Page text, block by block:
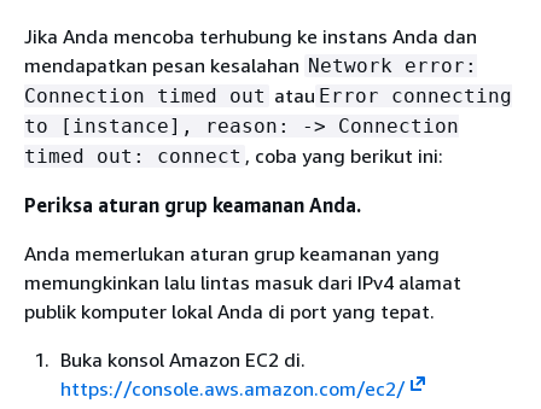
Jika Anda mencoba terhubung ke instans Anda dan
mendapatkan pesan kesalahan Network error:
Connection timed out atau Error connecting
to [instance], reason: -> Connection
timed out: connect , coba yang berikut ini:
Periksa aturan grup keamanan Anda.
Anda memerlukan aturan grup keamanan yang
memungkinkan lalu lintas masuk dari IPv4 alamat
publik komputer lokal Anda di port yang tepat.
Buka konsol Amazon EC2 di.
https://console.aws.amazon.com/ec2/